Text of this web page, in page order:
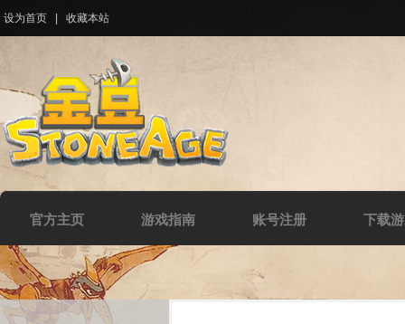
设为首页 收藏本站
官方主页 游戏指南 账号注册 下载